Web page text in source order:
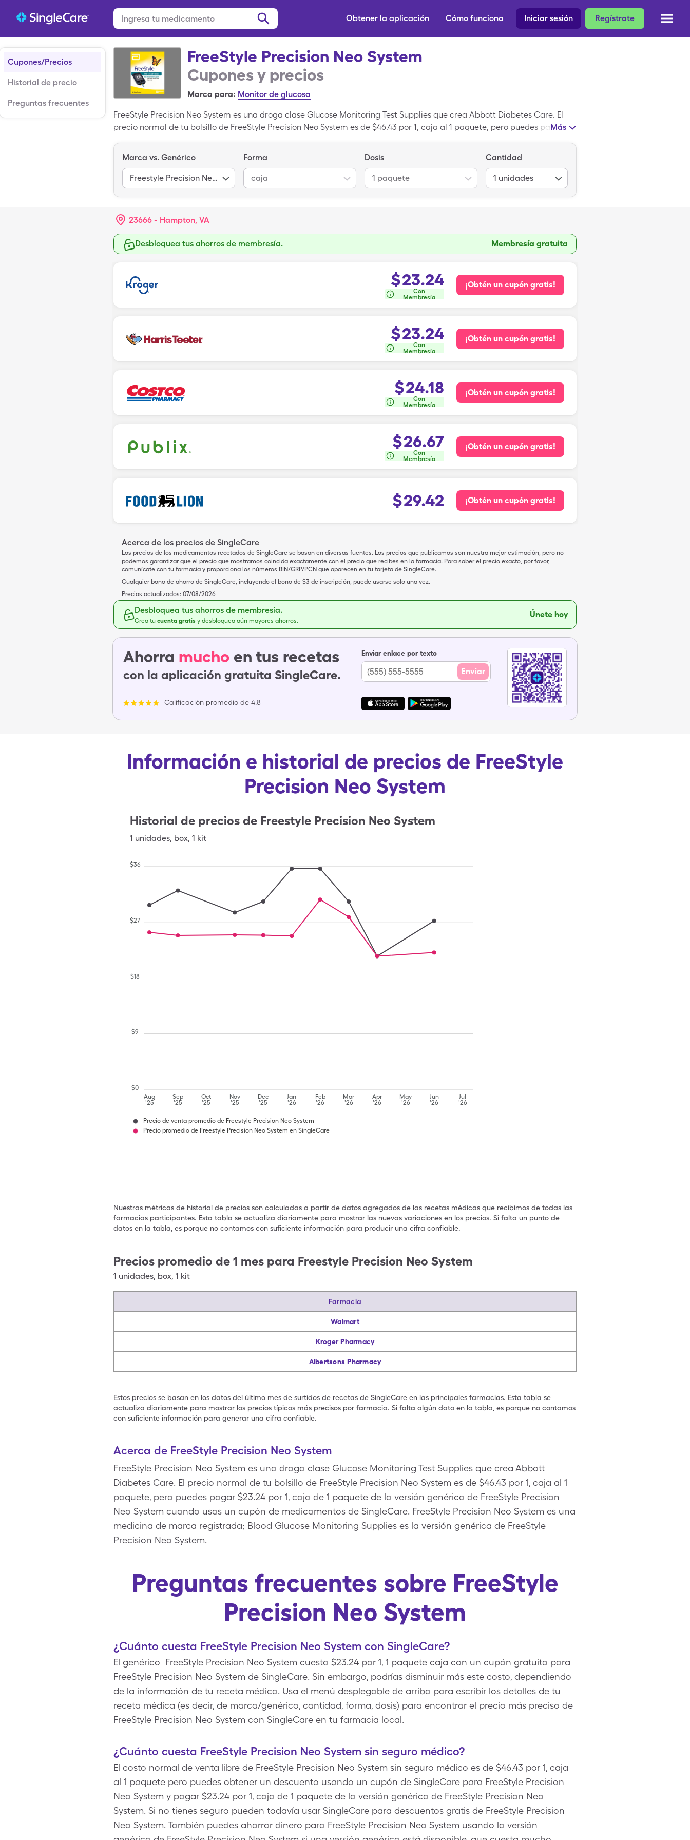
Regístrate
Iniciar sesión
Cómo funciona
Obtener la aplicación
Cupones/Precios
Historial de precio
Preguntas frecuentes
FreeStyle Precision Neo System
Cupones y precios
Marca para: Monitor de glucosa
FreeStyle Precision Neo System es una droga clase Glucose Monitoring Test Supplies que crea Abbott Diabetes Care. El
precio normal de tu bolsillo de FreeStyle Precision Neo System es de $46.43 por 1, caja al 1 paquete, pero puedes pagar
medicamentos de SingleCare. FreeStyle Precision Neo System es una medicina de marca registrada; Blood Glucose
Más
Marca vs. Genérico
Freestyle Precision Neo System
Forma
caja
Dosis
1 paquete
Cantidad
1 unidades
23666 - Hampton, VA
Desbloquea tus ahorros de membresía. Membresía gratuita
$23.24
Con
Membresía
¡Obtén un cupón gratis!
$23.24
Con
Membresía
¡Obtén un cupón gratis!
$24.18
Con
Membresía
¡Obtén un cupón gratis!
$26.67
Con
Membresía
¡Obtén un cupón gratis!
$29.42 ¡Obtén un cupón gratis!
Acerca de los precios de SingleCare
Los precios de los medicamentos recetados de SingleCare se basan en diversas fuentes. Los precios que publicamos son nuestra mejor estimación, pero no
podemos garantizar que el precio que mostramos coincida exactamente con el precio que recibes en la farmacia. Para saber el precio exacto, por favor,
comunícate con tu farmacia y proporciona los números BIN/GRP/PCN que aparecen en tu tarjeta de SingleCare.
Cualquier bono de ahorro de SingleCare, incluyendo el bono de $3 de inscripción, puede usarse solo una vez.
Precios actualizados: 07/08/2026
Desbloquea tus ahorros de membresía.
Crea tu cuenta gratis y desbloquea aún mayores ahorros.
Únete hoy
Ahorra mucho en tus recetas
con la aplicación gratuita SingleCare.
Calificación promedio de 4.8
Enviar enlace por texto
Enviar
Información e historial de precios de FreeStyle
Precision Neo System
Historial de precios de Freestyle Precision Neo System
1 unidades, box, 1 kit
Aug
'25
Sep
'25
Oct
'25
Nov
'25
Dec
'25
Jan
'26
Feb
'26
Mar
'26
Apr
'26
May
'26
Jun
'26
Jul
'26
$0
$9
$18
$27
$36
Precio de venta promedio de Freestyle Precision Neo System
Precio promedio de Freestyle Precision Neo System en SingleCare
Nuestras métricas de historial de precios son calculadas a partir de datos agregados de las recetas médicas que recibimos de todas las
farmacias participantes. Esta tabla se actualiza diariamente para mostrar las nuevas variaciones en los precios. Si falta un punto de
datos en la tabla, es porque no contamos con suficiente información para producir una cifra confiable.
Precios promedio de 1 mes para Freestyle Precision Neo System
1 unidades, box, 1 kit
Farmacia
Walmart
Kroger Pharmacy
Albertsons Pharmacy
Estos precios se basan en los datos del último mes de surtidos de recetas de SingleCare en las principales farmacias. Esta tabla se
actualiza diariamente para mostrar los precios típicos más precisos por farmacia. Si falta algún dato en la tabla, es porque no contamos
con suficiente información para generar una cifra confiable.
Acerca de FreeStyle Precision Neo System
FreeStyle Precision Neo System es una droga clase Glucose Monitoring Test Supplies que crea Abbott
Diabetes Care. El precio normal de tu bolsillo de FreeStyle Precision Neo System es de $46.43 por 1, caja al 1
paquete, pero puedes pagar $23.24 por 1, caja de 1 paquete de la versión genérica de FreeStyle Precision
Neo System cuando usas un cupón de medicamentos de SingleCare. FreeStyle Precision Neo System es una
medicina de marca registrada; Blood Glucose Monitoring Supplies es la versión genérica de FreeStyle
Precision Neo System.
Preguntas frecuentes sobre FreeStyle
Precision Neo System
¿Cuánto cuesta FreeStyle Precision Neo System con SingleCare?
El genérico FreeStyle Precision Neo System cuesta $23.24 por 1, 1 paquete caja con un cupón gratuito para
FreeStyle Precision Neo System de SingleCare. Sin embargo, podrías disminuir más este costo, dependiendo
de la información de tu receta médica. Usa el menú desplegable de arriba para escribir los detalles de tu
receta médica (es decir, de marca/genérico, cantidad, forma, dosis) para encontrar el precio más preciso de
FreeStyle Precision Neo System con SingleCare en tu farmacia local.
¿Cuánto cuesta FreeStyle Precision Neo System sin seguro médico?
El costo normal de venta libre de FreeStyle Precision Neo System sin seguro médico es de $46.43 por 1, caja
al 1 paquete pero puedes obtener un descuento usando un cupón de SingleCare para FreeStyle Precision
Neo System y pagar $23.24 por 1, caja de 1 paquete de la versión genérica de FreeStyle Precision Neo
System. Si no tienes seguro pueden todavía usar SingleCare para descuentos gratis de FreeStyle Precision
Neo System. También puedes ahorrar dinero para FreeStyle Precision Neo System usando la versión